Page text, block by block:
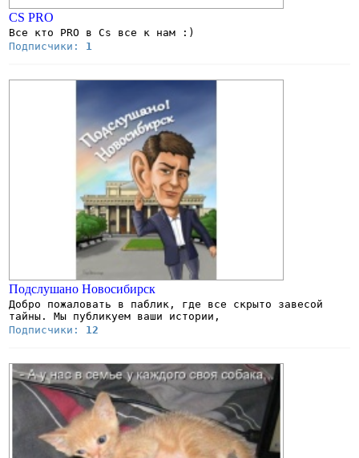
CS PRO
Все кто PRO в Cs все к нам :)
Подписчики: 1
Подслушано Новосибирск
Добро пожаловать в паблик, где все скрыто завесой
тайны. Мы публикуем ваши истории,
Подписчики: 12